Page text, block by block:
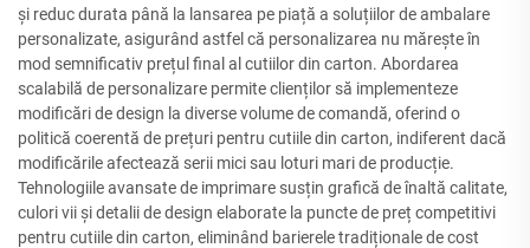
și reduc durata până la lansarea pe piață a soluțiilor de ambalare
personalizate, asigurând astfel că personalizarea nu mărește în
mod semnificativ prețul final al cutiilor din carton. Abordarea
scalabilă de personalizare permite clienților să implementeze
modificări de design la diverse volume de comandă, oferind o
politică coerentă de prețuri pentru cutiile din carton, indiferent dacă
modificările afectează serii mici sau loturi mari de producție.
Tehnologiile avansate de imprimare susțin grafică de înaltă calitate,
culori vii și detalii de design elaborate la puncte de preț competitivi
pentru cutiile din carton, eliminând barierele tradiționale de cost